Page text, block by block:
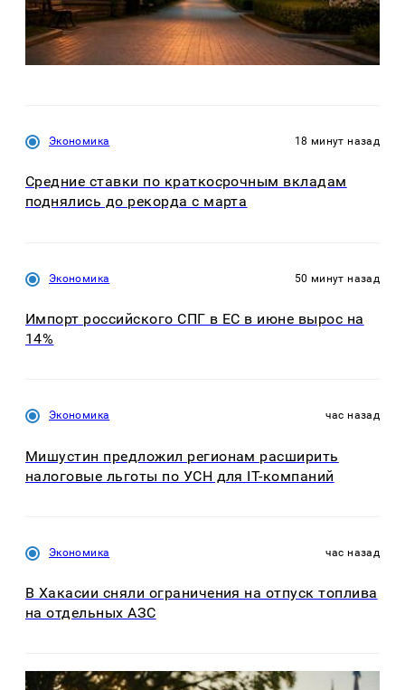
Экономика 18 минут назад
Средние ставки по краткосрочным вкладам
поднялись до рекорда с марта
Экономика 50 минут назад
Импорт российского СПГ в ЕС в июне вырос на
14%
Экономика час назад
Мишустин предложил регионам расширить
налоговые льготы по УСН для IT-компаний
Экономика час назад
В Хакасии сняли ограничения на отпуск топлива
на отдельных АЗС